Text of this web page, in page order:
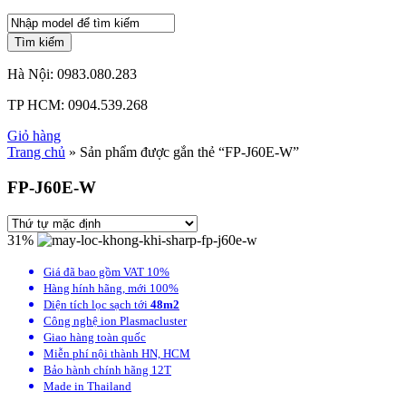
Tìm kiếm
Hà Nội: 0983.080.283
TP HCM: 0904.539.268
Giỏ hàng
Trang chủ » Sản phẩm được gắn thẻ “FP-J60E-W”
FP-J60E-W
31%
Giá đã bao gồm VAT 10%
Hàng hính hãng, mới 100%
Diện tích lọc sạch tới 48m2
Công nghệ ion Plasmacluster
Giao hàng toàn quốc
Miễn phí nội thành HN, HCM
Bảo hành chính hãng 12T
Made in Thailand